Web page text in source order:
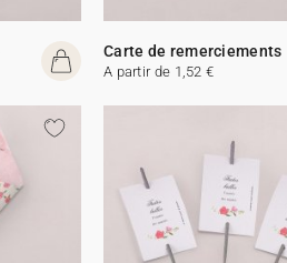
Carte de remerciements
A partir de 1,52 €